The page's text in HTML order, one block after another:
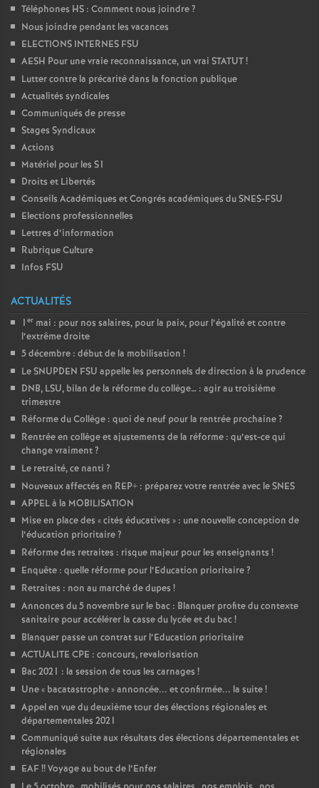
Téléphones HS : Comment nous joindre?
Nous joindre pendant les vacances
ELECTIONS INTERNES FSU
AESH Pour une vraie reconnaissance, un vrai STATUT!
Lutter contre la précarité dans la fonction publique
Actualités syndicales
Communiqués de presse
Stages Syndicaux
Actions
Matériel pour les S1
Droits et Libertés
Conseils Académiques et Congrés académiques du SNES-FSU
Elections professionnelles
Lettres d’information
Rubrique Culture
Infos FSU
ACTUALITÉS
1 er mai : pour nos salaires, pour la paix, pour l’égalité et contre
l’extrême droite
5 décembre : début de la mobilisation !
Le SNUPDEN FSU appelle les personnels de direction à la prudence
DNB, LSU, bilan de la réforme du collège… : agir au troisième
trimestre
Réforme du Collège : quoi de neuf pour la rentrée prochaine?
Rentrée en collège et ajustements de la réforme : qu’est-ce qui
change vraiment?
Le retraité, ce nanti ?
Nouveaux affectés en REP+ : préparez votre rentrée avec le SNES
APPEL à la MOBILISATION
Mise en place des «cités éducatives » : une nouvelle conception de
l’éducation prioritaire?
Réforme des retraites : risque majeur pour les enseignants !
Enquête : quelle réforme pour l’Education prioritaire?
Retraites : non au marché de dupes !
Annonces du 5 novembre sur le bac : Blanquer profite du contexte
sanitaire pour accélérer la casse du lycée et du bac!
Blanquer passe un contrat sur l’Education prioritaire
ACTUALITE CPE : concours, revalorisation
Bac 2021 : la session de tous les carnages !
Une « bacatastrophe» annoncée... et confirmée... la suite!
Appel en vue du deuxième tour des élections régionales et
départementales 2021
Communiqué suite aux résultats des élections départementales et
régionales
EAF!! Voyage au bout de l’Enfer